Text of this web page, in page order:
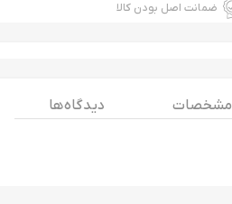
ضمانت اصل بودن کالا
مشخصات
دیدگاه ها